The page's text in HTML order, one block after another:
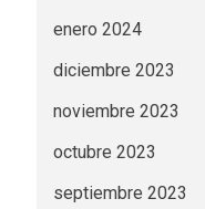
enero 2024
diciembre 2023
noviembre 2023
octubre 2023
septiembre 2023